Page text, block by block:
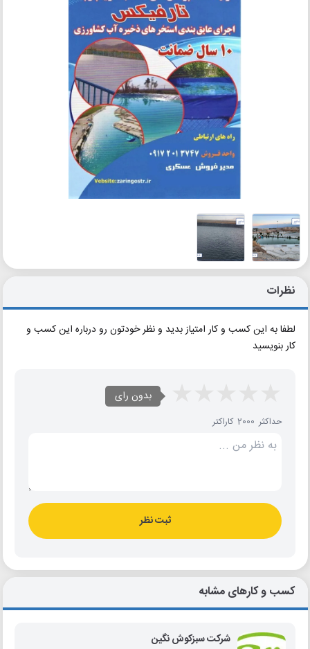
نظرات
لطفا به این کسب و کار امتیاز بدید و نظر خودتون رو درباره این کسب و
کار بنویسید
بدون رای
حداکثر 2000 کاراکتر
ثبت نظر
کسب و کارهای مشابه
شرکت سبزکوش نگین